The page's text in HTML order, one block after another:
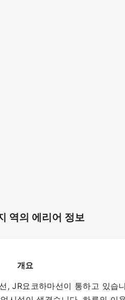
역의 에리어 정보
개요
, JR요코하마선이 통하고 있습